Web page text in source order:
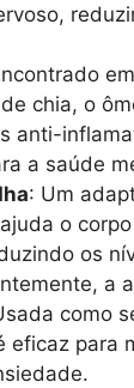
chia, o
anti-
a saúde
: Um
o
os
a
como
eficaz para